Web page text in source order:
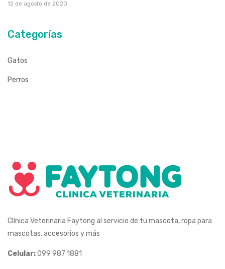
12 de agosto de 2020
Categorías
Gatos
Perros
Clínica Veterinaria Faytong al servicio de tu mascota, ropa para
mascotas, accesorios y más
Celular:099 987 1881